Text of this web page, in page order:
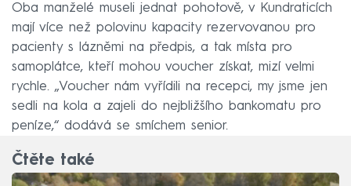
Oba manželé museli jednat pohotově, v Kundraticích
mají více než polovinu kapacity rezervovanou pro
pacienty s lázněmi na předpis, a tak místa pro
samoplátce, kteří mohou voucher získat, mizí velmi
rychle. „Voucher nám vyřídili na recepci, my jsme jen
sedli na kola a zajeli do nejbližšího bankomatu pro
peníze,“ dodává se smíchem senior.
Čtěte také